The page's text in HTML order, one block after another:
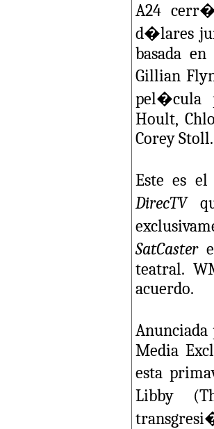
A24
d�lares
basada
Gillian
pel�cula
Hoult,
Corey Stoll.
Este es
DirecTV
SatCaster
teatral.
acuerdo.
Media
esta
Libby